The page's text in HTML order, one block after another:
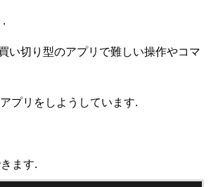
.
い切り型のアプリで難しい操作やコマ
プリをしようしています.
ます.